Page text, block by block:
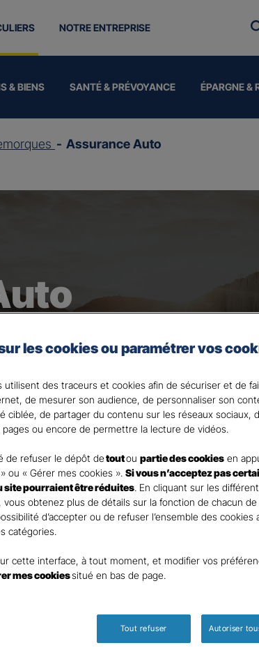
& BIENS SANTÉ & PRÉVOYANCE ÉPARGNE &
NOTRE ENTREPRISE
Assurance Auto
Assurances, vous choisissez les
général ?
Parole
d’expert
!
les cookies ou paramétrer vos
utilisent des traceurs et cookies afin de sécuriser et de
de mesurer son audience, de personnaliser son
ciblée, de partager du contenu sur les réseaux sociaux,
ou encore de permettre la lecture de vidéos.
de refuser le dépôt detoutou partie des cookies en
ou « Gérer mes cookies ». Si vous n’acceptez pas
site pourraient être réduites. En cliquant sur les
obtenez plus de détails sur la fonction de chacun
d’accepter ou de refuser l’ensemble des cookies
catégories.
cette interface, à tout moment, et modifier vos
mes cookiessitué en bas de page.
Tout refuser Autoriser